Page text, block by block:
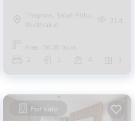
Thaphra, Talat Phlu,
Wutthakat
314
Area : 56.00 Sq.m.
2 1 4 1
For sale